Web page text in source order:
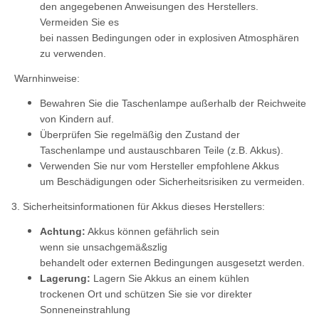
den angegebenen Anweisungen des Herstellers.
Vermeiden Sie es
bei nassen Bedingungen oder in explosiven Atmosphären
zu verwenden.
Warnhinweise:
Bewahren Sie die Taschenlampe außerhalb der Reichweite
von Kindern auf.
Überprüfen Sie regelmäßig den Zustand der
Taschenlampe und austauschbaren Teile (z.B. Akkus).
Verwenden Sie nur vom Hersteller empfohlene Akkus
um Beschädigungen oder Sicherheitsrisiken zu vermeiden.
3. Sicherheitsinformationen für Akkus dieses Herstellers:
Achtung: Akkus können gefährlich sein
wenn sie unsachgemä&szlig
behandelt oder externen Bedingungen ausgesetzt werden.
Lagerung: Lagern Sie Akkus an einem kühlen
trockenen Ort und schützen Sie sie vor direkter
Sonneneinstrahlung